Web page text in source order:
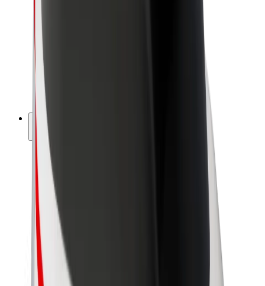
Par uzņēmumu
Par Bolt
Bolt ilgtspējība
Project Zero
Blogs
Ziņu telpa
Zīmola vadlīnijas